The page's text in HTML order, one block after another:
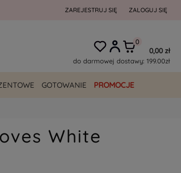
ZAREJESTRUJ SIĘ ZALOGUJ SIĘ
GOTOWANIE PROMOCJE
0,00 zł
do darmowej dostawy: 199.00zł
White